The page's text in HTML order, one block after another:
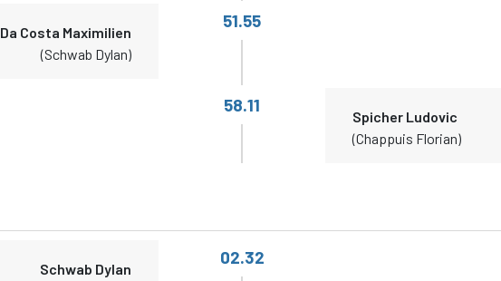
Da Costa Maximilien
(Schwab Dylan)
51.55
58.11
Spicher Ludovic
(Chappuis Florian)
Schwab Dylan
02.32